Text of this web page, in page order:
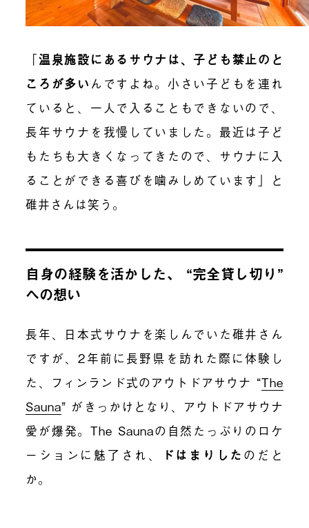
「温泉施設にあるサウナは、子ども禁止のと
ころが多い んですよね。小さい子どもを連れ
ていると、一人で入ることもできないので、
長年サウナを我慢していました。最近は子ど
もたちも大きくなってきたので、サウナに入
ることができる喜びを噛みしめています」と
碓井さんは笑う。
自身の経験を活かした、 “完全貸し切り”
への想い
長年、日本式サウナを楽しんでいた碓井さん
ですが、2年前に長野県を訪れた際に体験し
た、フィンランド式のアウトドアサウナ “The
Sauna” がきっかけとなり、アウトドアサウナ
愛が爆発。The Saunaの自然たっぷりのロケ
ーションに魅了され、
ドはまりした のだと
か。